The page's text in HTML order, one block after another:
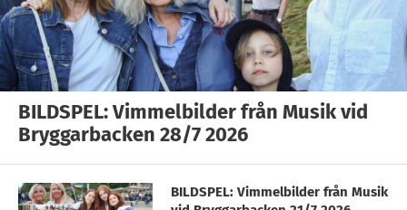
BILDSPEL: Vimmelbilder från Musik vid
Bryggarbacken 28/7 2026
BILDSPEL: Vimmelbilder från Musik